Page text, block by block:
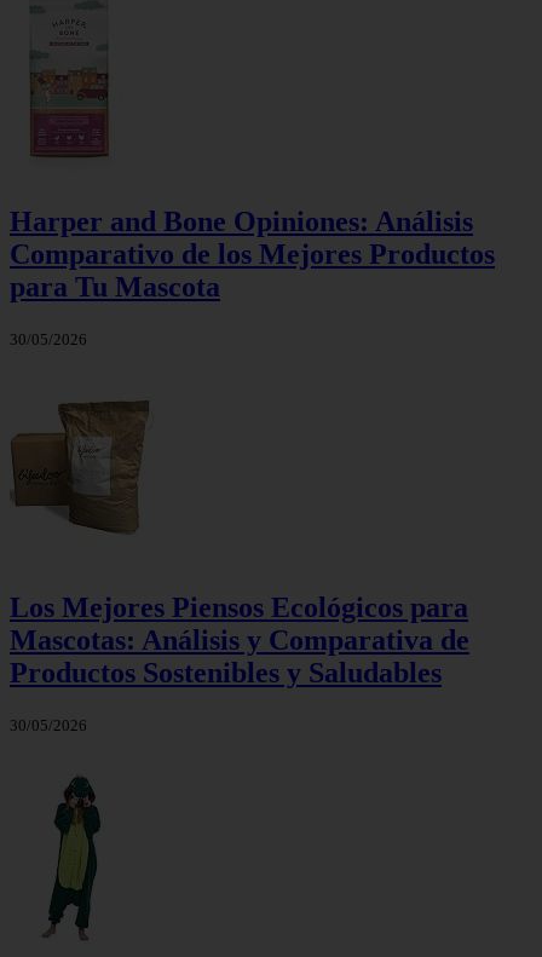
Harper and Bone Opiniones: Análisis
Comparativo de los Mejores Productos
para Tu Mascota
30/05/2026
Los Mejores Piensos Ecológicos para
Mascotas: Análisis y Comparativa de
Productos Sostenibles y Saludables
30/05/2026